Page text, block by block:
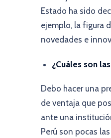
Estado ha sido
ejemplo, la figura
novedades e
¿Cuáles son
Debo hacer una
de ventaja que
ante una
Perú son pocas